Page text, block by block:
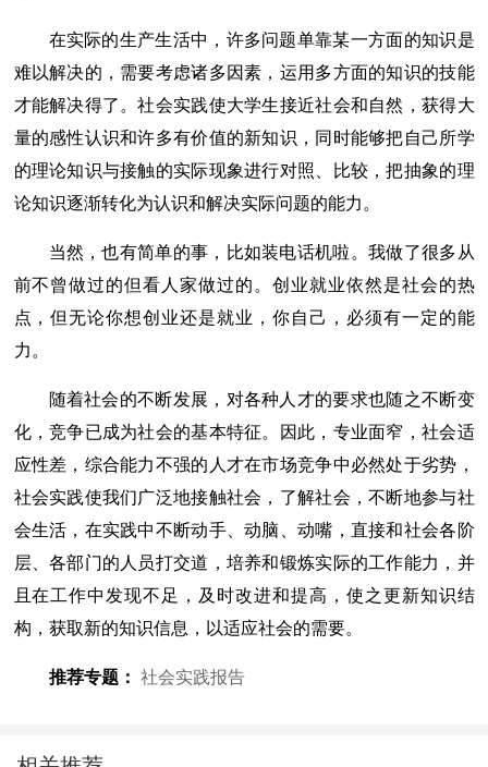
在实际的生产生活中，许多问题单靠某一方面的知识是
难以解决的，需要考虑诸多因素，运用多方面的知识的技能
才能解决得了。社会实践使大学生接近社会和自然，获得大
量的感性认识和许多有价值的新知识，同时能够把自己所学
的理论知识与接触的实际现象进行对照、比较，把抽象的理
论知识逐渐转化为认识和解决实际问题的能力。
当然，也有简单的事，比如装电话机啦。我做了很多从
前不曾做过的但看人家做过的。创业就业依然是社会的热
点，但无论你想创业还是就业，你自己，必须有一定的能
力。
随着社会的不断发展，对各种人才的要求也随之不断变
化，竞争已成为社会的基本特征。因此，专业面窄，社会适
应性差，综合能力不强的人才在市场竞争中必然处于劣势，
社会实践使我们广泛地接触社会，了解社会，不断地参与社
会生活，在实践中不断动手、动脑、动嘴，直接和社会各阶
层、各部门的人员打交道，培养和锻炼实际的工作能力，并
且在工作中发现不足，及时改进和提高，使之更新知识结
构，获取新的知识信息，以适应社会的需要。
推荐专题： 社会实践报告